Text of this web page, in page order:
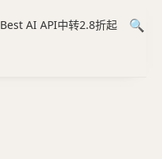
Best AI API中转2.8折起